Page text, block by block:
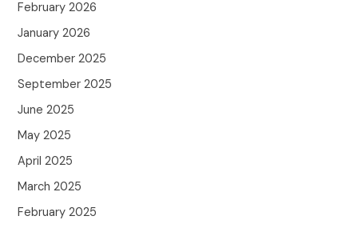
February 2026
January 2026
December 2025
September 2025
June 2025
May 2025
April 2025
March 2025
February 2025